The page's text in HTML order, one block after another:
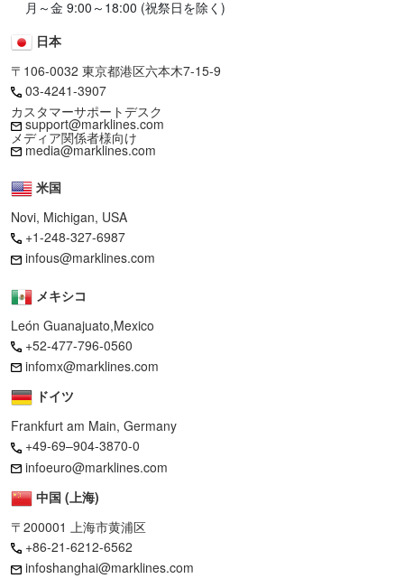
月～金 9:00～18:00 (祝祭日を除く)
日本
〒106-0032 東京都港区六本木7-15-9
03-4241-3907
カスタマーサポートデスク
support@marklines.com
メディア関係者様向け
media@marklines.com
米国
Novi, Michigan, USA
+1-248-327-6987
infous@marklines.com
メキシコ
León Guanajuato,Mexico
+52-477-796-0560
infomx@marklines.com
ドイツ
Frankfurt am Main, Germany
+49-69–904-3870-0
infoeuro@marklines.com
中国 (上海)
〒200001 上海市黄浦区
+86-21-6212-6562
infoshanghai@marklines.com